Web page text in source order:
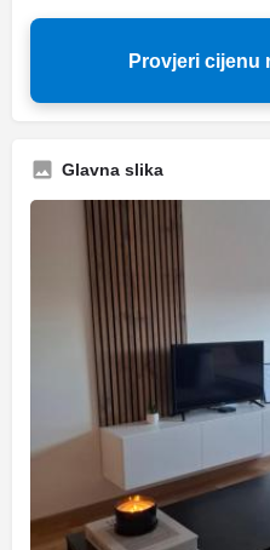
Provjeri cijenu
Glavna slika